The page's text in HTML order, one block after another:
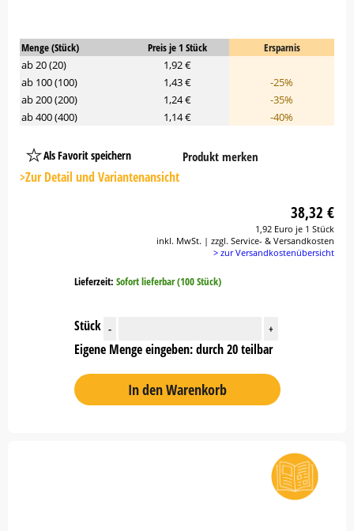
Menge (Stück) Preis je 1 Stück
Ersparnis
ab 20 (20)
1,92 €
ab 100 (100)
1,43 €
-25%
ab 200 (200)
1,24 €
-35%
ab 400 (400)
1,14 € -40%
Als Favorit speichern
Platzhalter
Button
Produkt merken
>Zur Detail und Variantenansicht
38,32 €
1,92 Euro je 1 Stück
inkl. MwSt. | zzgl. Service- & Versandkosten
> zur Versandkostenübersicht
Lieferzeit: Sofort lieferbar (100 Stück)
Stück - +
Eigene Menge eingeben: durch 20 teilbar
In den Warenkorb